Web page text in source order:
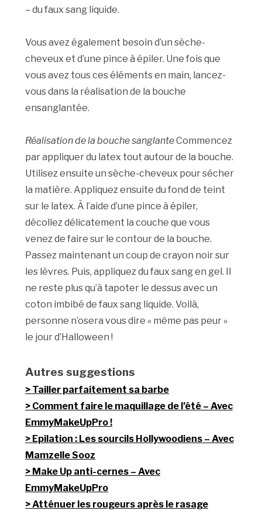
– du faux sang liquide.
Vous avez également besoin d’un sèche-
cheveux et d’une pince à épiler. Une fois que
vous avez tous ces éléments en main, lancez-
vous dans la réalisation de la bouche
ensanglantée.
Réalisation de la bouche sanglanteCommencez
par appliquer du latex tout autour de la bouche.
Utilisez ensuite un sèche-cheveux pour sécher
la matière. Appliquez ensuite du fond de teint
sur le latex. À l’aide d’une pince à épiler,
décollez délicatement la couche que vous
venez de faire sur le contour de la bouche.
Passez maintenant un coup de crayon noir sur
les lèvres. Puis, appliquez du faux sang en gel. Il
ne reste plus qu’à tapoter le dessus avec un
coton imbibé de faux sang liquide. Voilà,
personne n’osera vous dire « même pas peur »
le jour d’Halloween !
Autres suggestions
Tailler parfaitement sa barbe
Comment faire le maquillage de l’été – Avec
EmmyMakeUpPro !
Epilation : Les sourcils Hollywoodiens – Avec
Mamzelle Sooz
Make Up anti-cernes – Avec
EmmyMakeUpPro
Atténuer les rougeurs après le rasage